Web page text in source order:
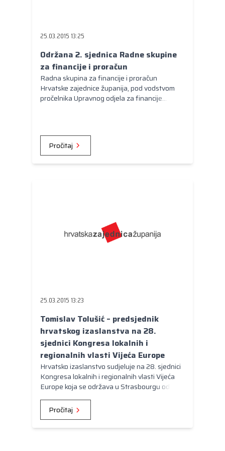
25.03.2015 13:25
Održana 2. sjednica Radne skupine
za financije i proračun
Radna skupina za financije i proračun
Hrvatske zajednice županija, pod vodstvom
pročelnika Upravnog odjela za financije
sjednicu.
Pročitaj
25.03.2015 13:23
Tomislav Tolušić – predsjednik
hrvatskog izaslanstva na 28.
sjednici Kongresa lokalnih i
regionalnih vlasti Vijeća Europe
Hrvatsko izaslanstvo sudjeluje na 28. sjednici
Kongresa lokalnih i regionalnih vlasti Vijeća
Europe koja se održava u Strasbourgu od 24.
izaslanstvo je imenovala Vlada RH, a čine ga
Marina Medarić, zamjenica župana Primorsko-
goranske županije, Ivan Hanžek,
Pročitaj